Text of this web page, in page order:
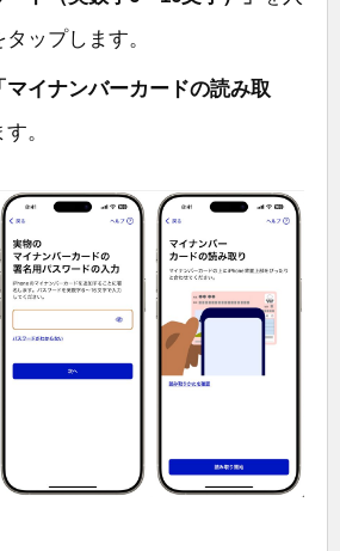
ップします。
マイナンバーカードの読み取
。